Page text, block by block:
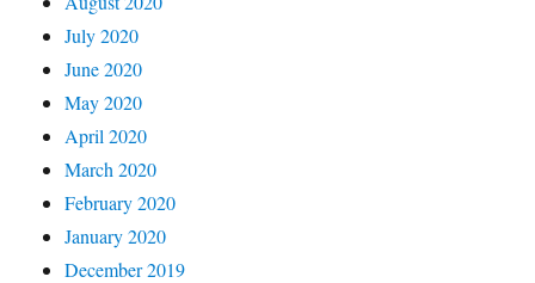
July 2020
June 2020
May 2020
April 2020
March 2020
February 2020
January 2020
December 2019